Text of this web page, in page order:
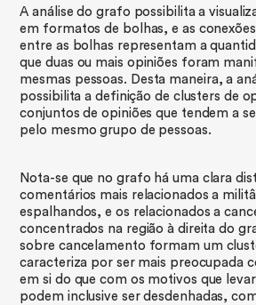
A análise do grafo possibilita a
em formatos de bolhas, e as
entre as bolhas representam a
que duas ou mais opiniões foram
mesmas pessoas. Desta maneira, a
possibilita a definição de clusters de
conjuntos de opiniões que tendem a
pelo mesmo grupo de pessoas.
​Nota-se que no grafo há uma clara
comentários mais relacionados a
espalhandos, e os relacionados a
concentrados na região à direita do
sobre cancelamento formam um
caracteriza por ser mais preocupada
em si do que com os motivos que
podem inclusive ser desdenhadas,